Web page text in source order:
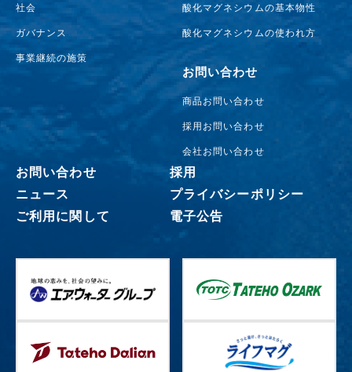
社会
ガバナンス
事業継続の施策
酸化マグネシウムの基本物性
酸化マグネシウムの使われ方
お問い合わせ
商品お問い合わせ
採用お問い合わせ
会社お問い合わせ
お問い合わせ
採用
ニュース
プライバシーポリシー
ご利用に関して
電子公告